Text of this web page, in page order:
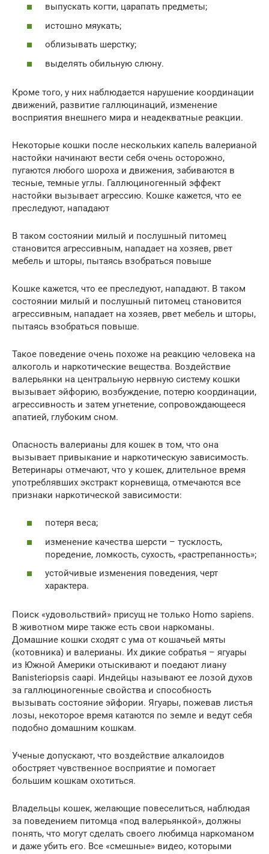
выпускать когти, царапать предметы;
истошно мяукать;
облизывать шерстку;
выделять обильную слюну.
Кроме того, у них наблюдается нарушение координации
движений, развитие галлюцинаций, изменение
восприятия внешнего мира и неадекватные реакции.
Некоторые кошки после нескольких капель валерианой
настойки начинают вести себя очень осторожно,
пугаются любого шороха и движения, забиваются в
тесные, темные углы. Галлюциногенный эффект
настойки вызывает агрессию. Кошке кажется, что ее
преследуют, нападают
В таком состоянии милый и послушный питомец
становится агрессивным, нападает на хозяев, рвет
мебель и шторы, пытаясь взобраться повыше
Кошке кажется, что ее преследуют, нападают. В таком
состоянии милый и послушный питомец становится
агрессивным, нападает на хозяев, рвет мебель и шторы,
пытаясь взобраться повыше.
Такое поведение очень похоже на реакцию человека на
алкоголь и наркотические вещества. Воздействие
валерьянки на центральную нервную систему кошки
вызывает эйфорию, возбуждение, потерю координации,
агрессивность и затем угнетение, сопровождающееся
апатией, глубоким сном.
Опасность валерианы для кошек в том, что она
вызывает привыкание и наркотическую зависимость.
Ветеринары отмечают, что у кошек, длительное время
употреблявших экстракт корневища, отмечаются все
признаки наркотической зависимости:
потеря веса;
изменение качества шерсти – тусклость,
поредение, ломкость, сухость, «растрепанность»;
устойчивые изменения поведения, черт
характера.
Поиск «удовольствий» присущ не только Homo sapiens.
В животном мире также есть свои наркоманы.
Домашние кошки сходят с ума от кошачьей мяты
(котовника) и валерианы. Их дикие собратья – ягуары
из Южной Америки отыскивают и поедают лиану
Banisteriopsis caapi. Индейцы называют ее лозой духов
за галлюциногенные свойства и способность
вызывать состояние эйфории. Ягуары, пожевав листья
лозы, некоторое время катаются по земле и ведут себя
подобно домашним кошкам.
Ученые допускают, что воздействие алкалоидов
обостряет чувственное восприятие и помогает
большим кошкам охотиться.
Владельцы кошек, желающие повеселиться, наблюдая
за поведением питомца «под валерьянкой», должны
понять, что могут сделать своего любимца наркоманом
и даже убить его. Все «смешные» видео, которыми